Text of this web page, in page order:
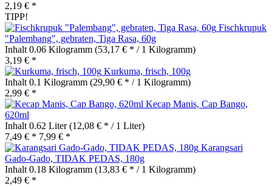
2,19 € *
TIPP!
Fischkrupuk
"Palembang", gebraten, Tiga Rasa, 60g
Inhalt 0.06 Kilogramm (53,17 € * / 1 Kilogramm)
3,19 € *
Kurkuma, frisch, 100g
Inhalt 0.1 Kilogramm (29,90 € * / 1 Kilogramm)
2,99 € *
Kecap Manis, Cap Bango,
620ml
Inhalt 0.62 Liter(12,08 € * / 1 Liter)
7,49 € * 7,99 € *
Karangsari
Gado-Gado, TIDAK PEDAS, 180g
Inhalt 0.18 Kilogramm (13,83 € * / 1 Kilogramm)
2,49 € *